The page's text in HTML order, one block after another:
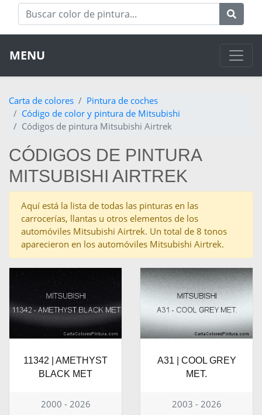
MENU
Carta de colores
Pintura de coches
Código de color y pintura de Mitsubishi
Códigos de pintura Mitsubishi Airtrek
CÓDIGOS DE PINTURA
MITSUBISHI AIRTREK
Aquí está la lista de todas las pinturas en las
carrocerías, llantas u otros elementos de los
automóviles Mitsubishi Airtrek. Un total de 8 tonos
aparecieron en los automóviles Mitsubishi Airtrek.
11342 | AMETHYST
BLACK MET
2000 - 2026
A31 | COOL GREY
MET.
2003 - 2026